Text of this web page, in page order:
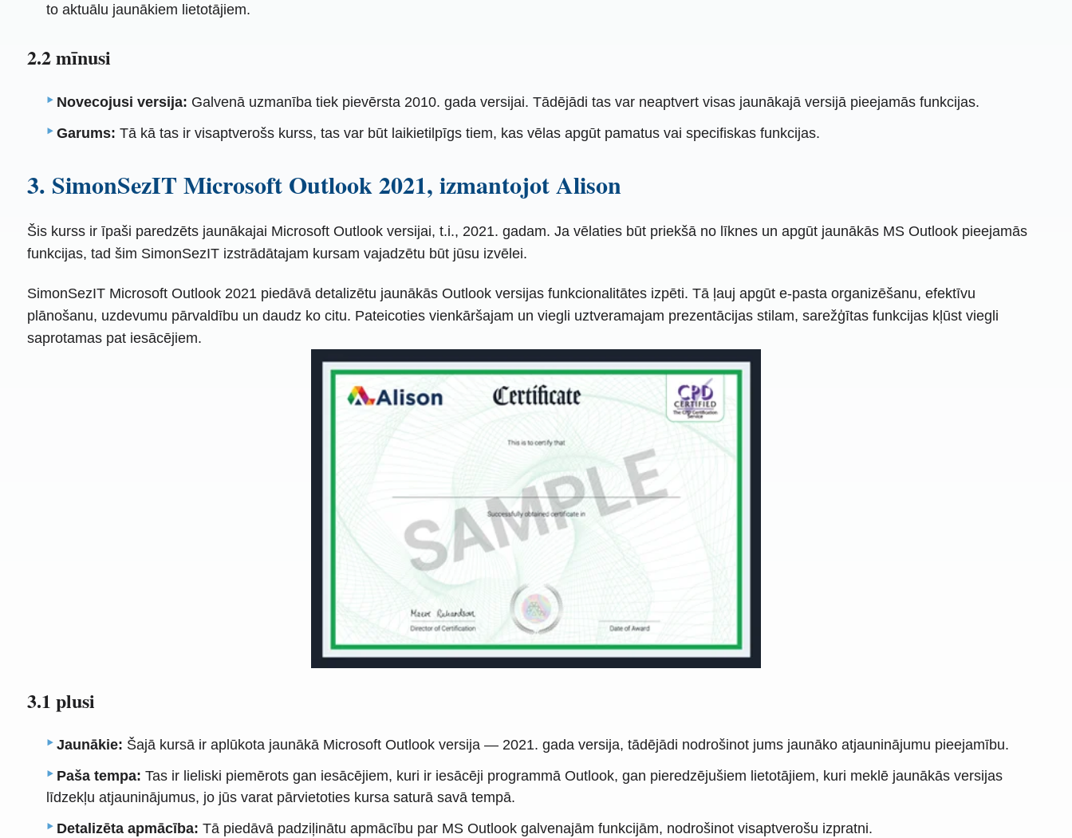
to aktuālu jaunākiem lietotājiem.
2.2 mīnusi
Novecojusi versija: Galvenā uzmanība tiek pievērsta 2010. gada versijai. Tādējādi tas var neaptvert visas jaunākajā versijā pieejamās funkcijas.
Garums:Tā kā tas ir visaptverošs kurss, tas var būt laikietilpīgs tiem, kas vēlas apgūt pamatus vai specifiskas funkcijas.
3. SimonSezIT Microsoft Outlook 2021, izmantojot Alison
Šis kurss ir īpaši paredzēts jaunākajai Microsoft Outlook versijai, t.i., 2021. gadam. Ja vēlaties būt priekšā no līknes un apgūt jaunākās MS Outlook pieejamās
funkcijas, tad šim SimonSezIT izstrādātajam kursam vajadzētu būt jūsu izvēlei.
SimonSezIT Microsoft Outlook 2021 piedāvā detalizētu jaunākās Outlook versijas funkcionalitātes izpēti. Tā ļauj apgūt e-pasta organizēšanu, efektīvu
plānošanu, uzdevumu pārvaldību un daudz ko citu. Pateicoties vienkāršajam un viegli uztveramajam prezentācijas stilam, sarežģītas funkcijas kļūst viegli
saprotamas pat iesācējiem.
3.1 plusi
Jaunākie: Šajā kursā ir aplūkota jaunākā Microsoft Outlook versija — 2021. gada versija, tādējādi nodrošinot jums jaunāko atjauninājumu pieejamību.
Paša tempa:Tas ir lieliski piemērots gan iesācējiem, kuri ir iesācēji programmā Outlook, gan pieredzējušiem lietotājiem, kuri meklē jaunākās versijas
līdzekļu atjauninājumus, jo jūs varat pārvietoties kursa saturā savā tempā.
Detalizēta apmācība:Tā piedāvā padziļinātu apmācību par MS Outlook galvenajām funkcijām, nodrošinot visaptverošu izpratni.